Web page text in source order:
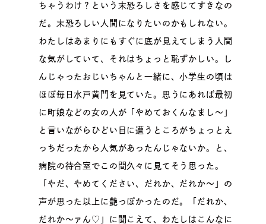
ちゃうわけ？という末恐ろしさを感じてすきなの
だ。末恐ろしい人間になりたいのかもしれない。
わたしはあまりにもすぐに底が見えてしまう人間
な気がしていて、それはちょっと恥ずかしい。し
んじゃったおじいちゃんと一緒に、小学生の頃は
ほぼ毎日水戸黄門を見ていた。思うにあれば最初
に町娘などの女の人が「やめておくんなまし～」
と言いながらひどい目に遭うところがちょっとえ
っちだったから人気があったんじゃないか。と、
病院の待合室でこの間久々に見てそう思った。
「やだ、やめてください、だれか、だれか～」の
声が思った以上に艶っぽかったのだ。「だれか、
だれか～ァん♡」に聞こえて、わたしはこんなに